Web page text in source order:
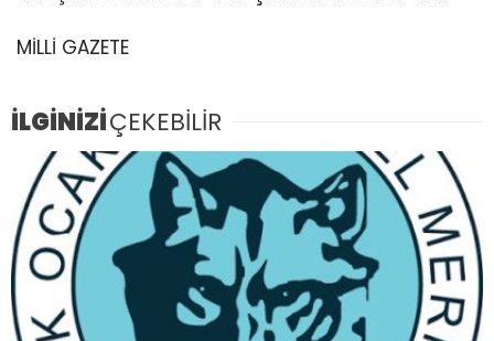
MİLLİ GAZETE
İLGİNİZİÇEKEBİLİR